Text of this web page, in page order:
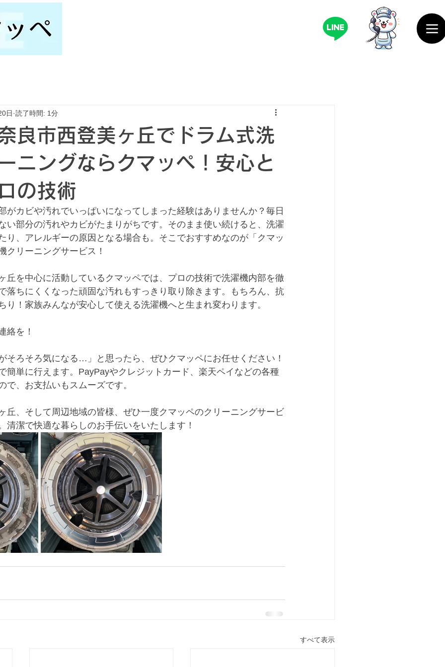
良市西登美ヶ丘でドラム式洗
ニングならクマッペ！安心と
の技術
日 読了時間: 1分
がカビや汚れでいっぱいになってしまった経験はありませんか？毎日
い部分の汚れやカビがたまりがちです。そのまま使い続けると、洗濯
り、アレルギーの原因となる場合も。そこでおすすめなのが「クマッ
クリーニングサービス！
丘を中心に活動しているクマッペでは、プロの技術で洗濯機内部を徹
落ちにくくなった頑固な汚れもすっきり取り除きます。もちろん、抗
り！家族みんなが安心して使える洗濯機へと生まれ変わります。
絡を！
そろそろ気になる…」と思ったら、ぜひクマッペにお任せください！
簡単に行えます。PayPayやクレジットカード、楽天ペイなどの各種
で、お支払いもスムーズです。
丘、そして周辺地域の皆様、ぜひ一度クマッペのクリーニングサービ
清潔で快適な暮らしのお手伝いをいたします！
すべて表示